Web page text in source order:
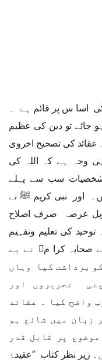
اسا س پر قائم ہے ۔
جائے تو دین کی عظیم
کی تصحیح اخروی
وجہ ہے کہ اللہ کی
شخصیات سب سے پہلے
اور نبی کریم ﷺ نے
عرصہ صرف اصلاح
کی تعلیم وتفہیم
صحابہ کرا م﷢ نے بے
برداشت کیا وہاں
تحریروں اور
واضح کیا ۔ عقائد
زبان میں شائع ہو
پر قابل قدر
زیر نظر کتاب ’’عقیدۂ